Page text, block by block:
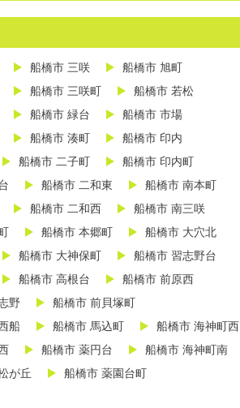
船橋市 三咲
船橋市 旭町
船橋市 三咲町
船橋市 若松
船橋市 緑台
船橋市 市場
船橋市 湊町
船橋市 印内
船橋市 二子町
船橋市 印内町
船橋市 二和東
船橋市 南本町
船橋市 二和西
船橋市 南三咲
船橋市 本郷町
船橋市 大穴北
船橋市 大神保町
船橋市 習志野台
船橋市 高根台
船橋市 前原西
野
船橋市 前貝塚町
船 船橋市 馬込町
船橋市 海神町西
船橋市 薬円台
船橋市 海神町南
が丘
船橋市 薬園台町